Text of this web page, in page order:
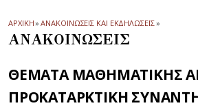
ΑΡΧΙΚΗ» ΑΝΑΚΟΙΝΩΣΕΙΣ ΚΑΙ ΕΚΔΗΛΩΣΕΙΣ»
ΑΝΑΚΟΙΝΩΣΕΙΣ
ΘΕΜΑΤΑ ΜΑΘΗΜΑΤΙΚΗΣ
ΠΡΟΚΑΤΑΡΚΤΙΚΗ